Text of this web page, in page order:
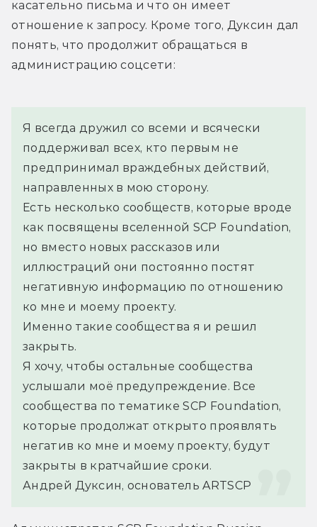
касательно письма и что он имеет
отношение к запросу. Кроме того, Дуксин дал
понять, что продолжит обращаться в
администрацию соцсети:
Я всегда дружил со всеми и всячески
поддерживал всех, кто первым не
предпринимал враждебных действий,
направленных в мою сторону.
Есть несколько сообществ, которые вроде
как посвящены вселенной SCP Foundation,
но вместо новых рассказов или
иллюстраций они постоянно постят
негативную информацию по отношению
ко мне и моему проекту.
Именно такие сообщества я и решил
закрыть.
Я хочу, чтобы остальные сообщества
услышали моё предупреждение. Все
сообщества по тематике SCP Foundation,
которые продолжат открыто проявлять
негатив ко мне и моему проекту, будут
закрыты в кратчайшие сроки.
Андрей Дуксин, основатель ARTSCP